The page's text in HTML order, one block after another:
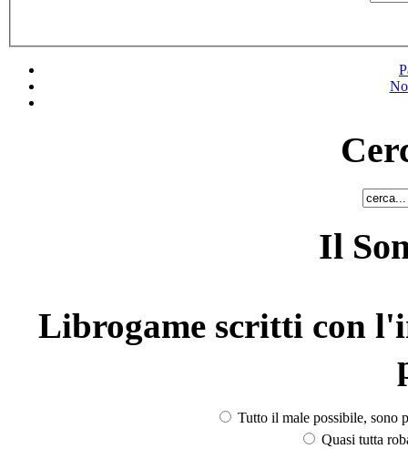
Il
Librogame scritti con
Tutto il male possibile, sono
Quasi tutta